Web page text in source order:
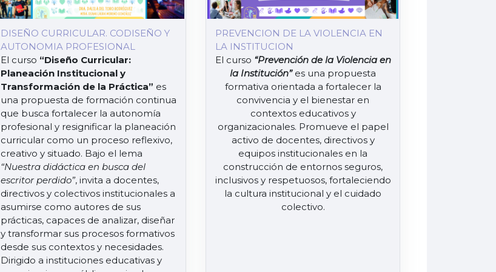
DISEÑO CURRICULAR. CODISEÑO Y
AUTONOMIA PROFESIONAL
El curso “Diseño Curricular:
Planeación Institucional y
Transformación de la Práctica” es
una propuesta de formación continua
que busca fortalecer la autonomía
profesional y resignificar la planeación
curricular como un proceso reflexivo,
creativo y situado. Bajo el lema
“Nuestra didáctica en busca del
escritor perdido”, invita a docentes,
directivos y colectivos institucionales a
asumirse como autores de sus
prácticas, capaces de analizar, diseñar
y transformar sus procesos formativos
desde sus contextos y necesidades.
Dirigido a instituciones educativas y
PREVENCION DE LA VIOLENCIA EN
LA INSTITUCION
El curso “Prevención de la Violencia en
la Institución” es una propuesta
formativa orientada a fortalecer la
convivencia y el bienestar en
contextos educativos y
organizacionales. Promueve el papel
activo de docentes, directivos y
equipos institucionales en la
construcción de entornos seguros,
inclusivos y respetuosos, fortaleciendo
la cultura institucional y el cuidado
colectivo.